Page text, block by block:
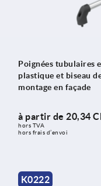
Poignées tubulaires
plastique et biseau
montage en façade
à partir de 20,34
hors TVA
hors frais d’envoi
K0222